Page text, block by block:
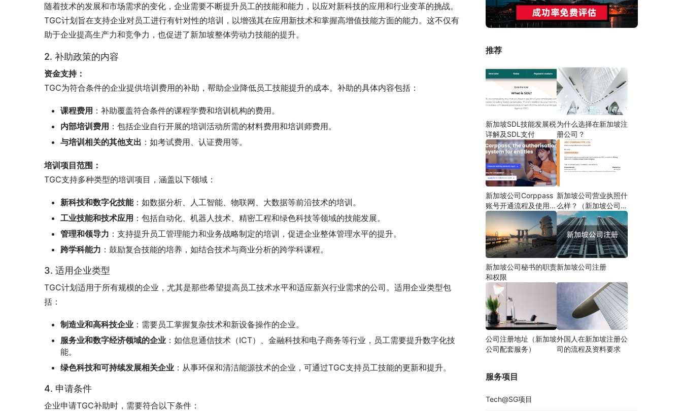
随着技术的发展和市场需求的变化，企业需要不断提升员工的技能和能力，以应对新科技的应用和行业变革的挑战。
TGC计划旨在支持企业对员工进行有针对性的培训，以增强其在应用新技术和掌握高增值技能方面的能力。这不仅有
助于企业提高生产力和竞争力，也促进了新加坡整体劳动力技能的提升。
2. 补助政策的内容
资金支持：
TGC为符合条件的企业提供培训费用的补助，帮助企业降低员工技能提升的成本。补助的具体内容包括：
课程费用 ：补助覆盖符合条件的课程学费和培训机构的费用。
内部培训费用 ：包括企业自行开展的培训活动所需的材料费用和培训师费用。
与培训相关的其他支出 ：如考试费用、认证费用等。
培训项目范围：
TGC支持多种类型的培训项目，涵盖以下领域：
新科技和数字化技能：如数据分析、人工智能、物联网、大数据等前沿技术的培训。
工业技能和技术应用 ：包括自动化、机器人技术、精密工程和绿色科技等领域的技能发展。
管理和领导力 ：支持提升员工管理能力和业务战略制定的培训，促进企业整体管理水平的提升。
跨学科能力 ：鼓励复合技能的培养，如结合技术与商业分析的跨学科课程。
3. 适用企业类型
TGC计划适用于所有规模的企业，尤其是那些希望提高员工技术水平和适应新兴行业需求的公司。适用企业类型包
括：
制造业和高科技企业 ：需要员工掌握复杂技术和新设备操作的企业。
服务业和数字经济领域的企业 ：如信息通信技术（ICT）、金融科技和电子商务等行业，员工需要提升数字化技
能。
绿色科技和可持续发展相关企业 ：从事环保和清洁能源技术的企业，可通过TGC支持员工技能的更新和提升。
4. 申请条件
企业申请TGC补助时，需要符合以下条件：
推荐
新加坡SDL技能发展税
详解及SDL支付
为什么选择在新加坡注
册公司？
新加坡公司Corppass
账号开通流程及使用说
明
新加坡公司营业执照什
么样？（新加坡公司注
册完成文件）
新加坡公司秘书的职责
和权限
新加坡公司注册
公司注册地址（新加坡
公司配套服务）
外国人在新加坡注册公
司的流程及资料要求
服务项目
Tech@SG项目